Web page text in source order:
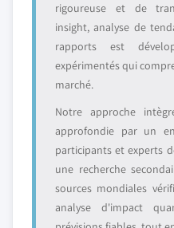
rigoureuse et de
insight, analyse de
rapports est
expérimentés qui
marché.
Notre approche
approfondie par un
participants et experts
une recherche
sources mondiales
analyse d'impact